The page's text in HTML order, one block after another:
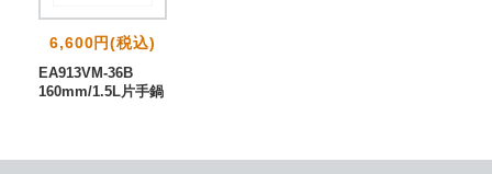
6,600円(税込)
EA913VM-36B
160mm/1.5L片手鍋